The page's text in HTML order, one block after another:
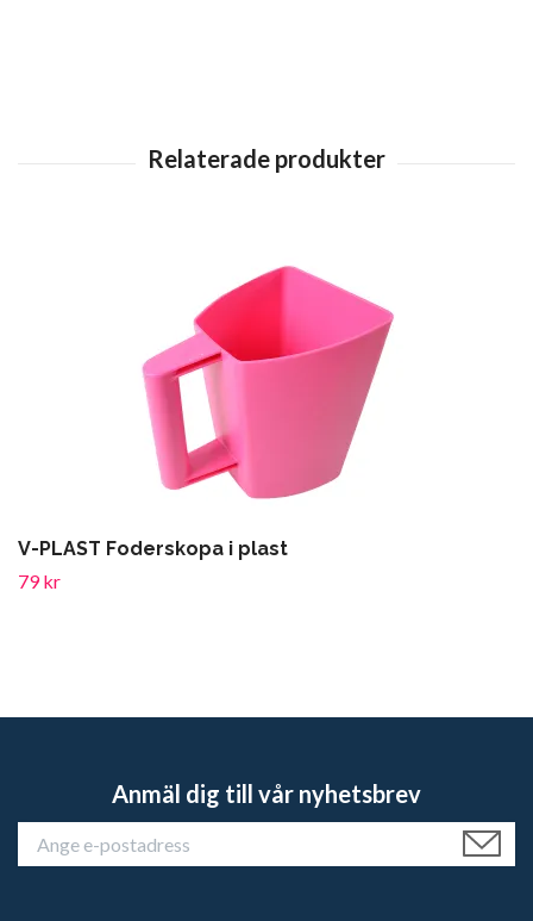
V-PLAST Foderskopa i plast
79 kr
Anmäl dig till vår nyhetsbrev